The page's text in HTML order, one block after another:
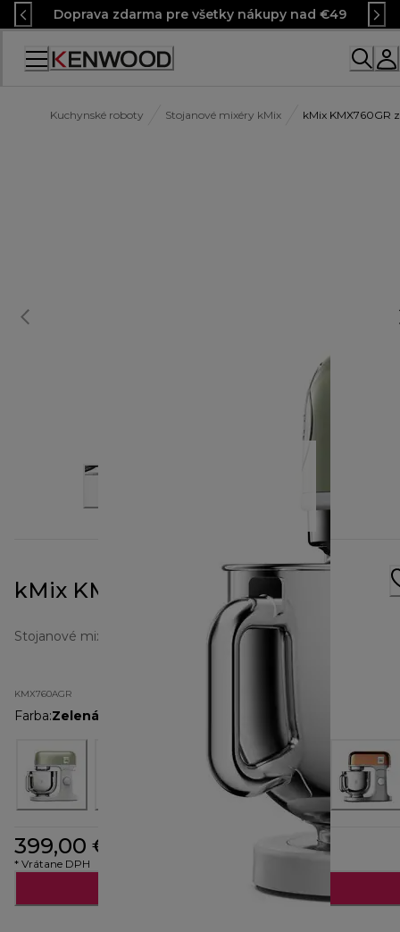
Skip
to
Content
Doprava zdarma pre všetky nákupy nad €49
Kuchynské roboty Stojanové mixéry kMix kMix KMX760GR
kMix KMX760GR zelený
Stojanové mixéry kMix
KMX760AGR
Farba:Zelená
399,00 €
* Vrátane DPH
Pridať do košíka